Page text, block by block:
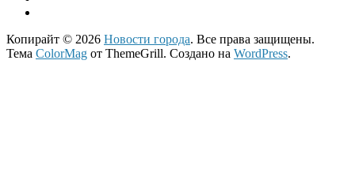
Копирайт © 2026 Новости города. Все права защищены.
Тема ColorMag от ThemeGrill. Создано на WordPress.